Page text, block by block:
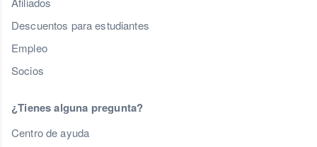
Descuentos para estudiantes
Empleo
Socios
¿Tienes alguna pregunta?
Centro de ayuda